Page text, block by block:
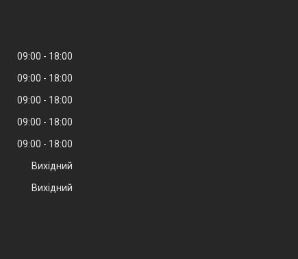
09:00
18:00
09:00
18:00
09:00
18:00
09:00
18:00
09:00
18:00
Вихідний
Вихідний